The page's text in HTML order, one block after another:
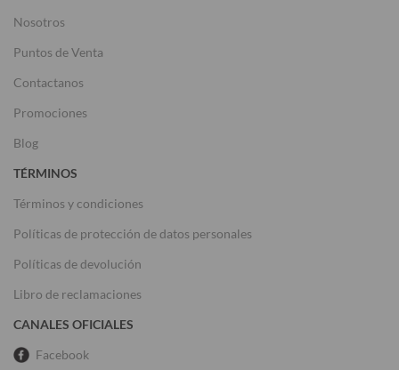
Nosotros
Puntos de Venta
Contactanos
Promociones
Blog
TÉRMINOS
Términos y condiciones
Políticas de protección de datos personales
Políticas de devolución
Libro de reclamaciones
CANALES OFICIALES
Facebook